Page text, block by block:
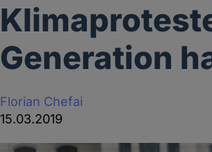
Generation
Florian Chefai
15.03.2019